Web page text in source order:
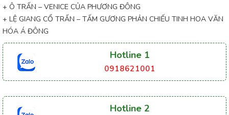
+ Ô TRẤN – VENICE CỦA PHƯƠNG ĐÔNG
+ LỆ GIANG CỔ TRẤN – TẤM GƯƠNG PHẢN CHIẾU TINH HOA VĂN
HÓA Á ĐÔNG
Hotline 1
0918621001
Hotline 2